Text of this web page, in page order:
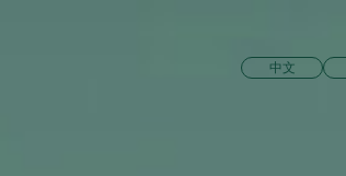
中文